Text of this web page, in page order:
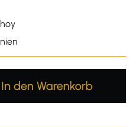
Gib den
In den Warenkorb